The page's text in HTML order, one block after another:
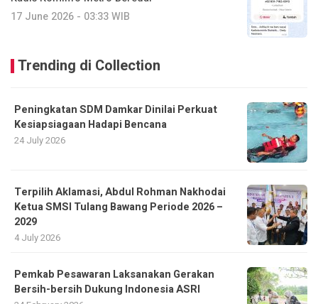
17 June 2026 - 03:33 WIB
Trending di Collection
Peningkatan SDM Damkar Dinilai Perkuat
Kesiapsiagaan Hadapi Bencana
24 July 2026
Terpilih Aklamasi, Abdul Rohman Nakhodai
Ketua SMSI Tulang Bawang Periode 2026 –
2029
4 July 2026
Pemkab Pesawaran Laksanakan Gerakan
Bersih-bersih Dukung Indonesia ASRI